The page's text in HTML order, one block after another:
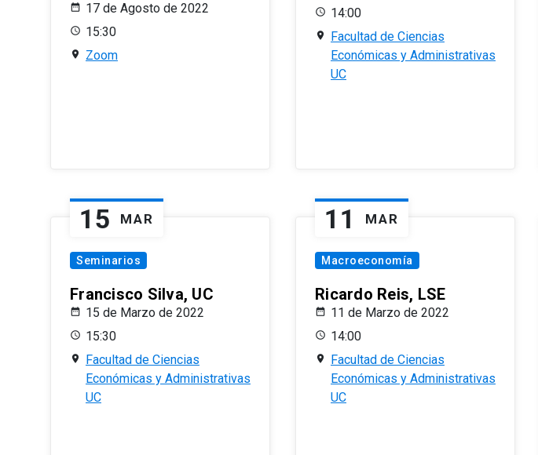
17 de Agosto de 2022
15:30
Zoom
14:00
Facultad de Ciencias
Económicas y Administrativas
UC
15 MAR
Seminarios
Francisco Silva, UC
15 de Marzo de 2022
15:30
Facultad de Ciencias
Económicas y Administrativas
UC
11 MAR
Macroeconomía
Ricardo Reis, LSE
11 de Marzo de 2022
14:00
Facultad de Ciencias
Económicas y Administrativas
UC